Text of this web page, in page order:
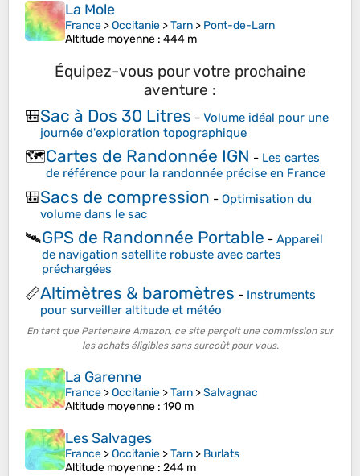
La Mole
France >Occitanie >Tarn > Pont-de-Larn
Altitude moyenne : 444 m
Équipez-vous pour votre prochaine
aventure :
🎒Sac à Dos 30 Litres - Volume idéal pour une
journée d'exploration topographique
🗺️Cartes de Randonnée IGN - Les cartes
de référence pour la randonnée précise en France
🎒Sacs de compression - Optimisation du
volume dans le sac
🛰️GPS de Randonnée Portable - Appareil
de navigation satellite robuste avec cartes
préchargées
📏Altimètres & baromètres - Instruments
pour surveiller altitude et météo
En tant que Partenaire Amazon, ce site perçoit une commission sur
les achats éligibles sans surcoût pour vous.
La Garenne
France >Occitanie >Tarn >Salvagnac
Altitude moyenne : 190 m
Les Salvages
France >Occitanie >Tarn > Burlats
Altitude moyenne : 244 m